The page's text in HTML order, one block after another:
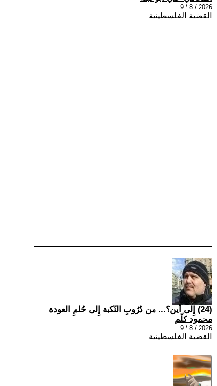
2026 / 8 / 9
القضية الفلسطينية
(24) إِلى أين؟... من دُرُوبِ النّكبة إِلى حُلمِ العودة
محمود كلّم
2026 / 8 / 9
القضية الفلسطينية